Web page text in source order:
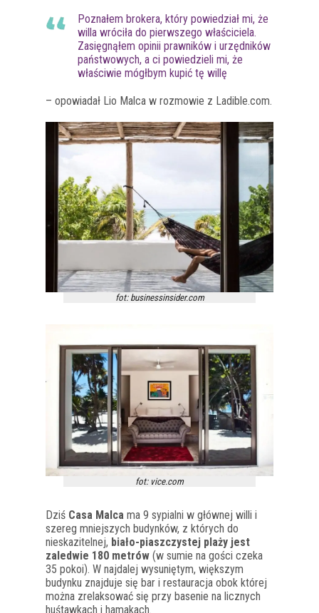
Poznałem brokera, który powiedział mi, że
willa wróciła do pierwszego właściciela.
Zasięgnąłem opinii prawników i urzędników
państwowych, a ci powiedzieli mi, że
właściwie mógłbym kupić tę willę
– opowiadał Lio Malca w rozmowie z Ladible.com.
fot: businessinsider.com
fot: vice.com
Dziś Casa Malca ma 9 sypialni w głównej willi i
szereg mniejszych budynków, z których do
nieskazitelnej, biało-piaszczystej plaży jest
zaledwie 180 metrów (w sumie na gości czeka
35 pokoi). W najdalej wysuniętym, większym
budynku znajduje się bar i restauracja obok której
można zrelaksować się przy basenie na licznych
huśtawkach i hamakach.